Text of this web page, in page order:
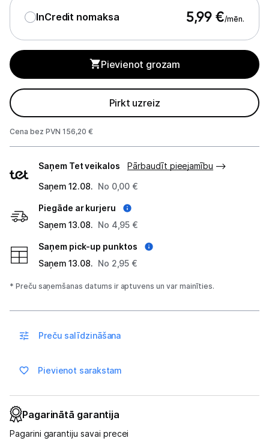
Virtuves kombaini
Tosteri
Grili
Sulu spiedes
Gaļas maļamās mašīnas
Mazās cepeškrāsnis
InCredit nomaksa 5,99 €/mēn.
Pievienot grozam
Pirkt uzreiz
Cena bez PVN 156,20 €
veidi
Saņem Tet veikalos
Pārbaudīt pieejamību
Saņem 12.08. No 0,00 €
Piegāde ar kurjeru
Saņem 13.08. No 4,95 €
Saņem pick-up punktos
Saņem 13.08. No 2,95 €
* Preču saņemšanas datums ir aptuvens un var mainīties.
Preču salīdzināšana
Pievienot sarakstam
Pagarinātā garantija
Pagarini garantiju savai precei